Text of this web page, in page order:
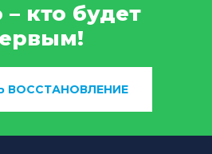
кто будет
ВОССТАНОВЛЕНИЕ